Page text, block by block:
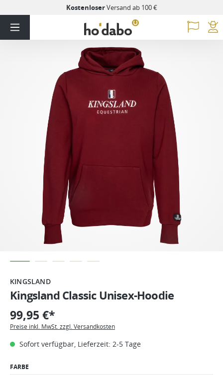
KostenloserVersand ab 100 €
KINGSLAND
Kingsland Classic Unisex-Hoodie
99,95 €*
Preise inkl. MwSt. zzgl. Versandkosten
Sofort verfügbar, Lieferzeit: 2-5 Tage
FARBE